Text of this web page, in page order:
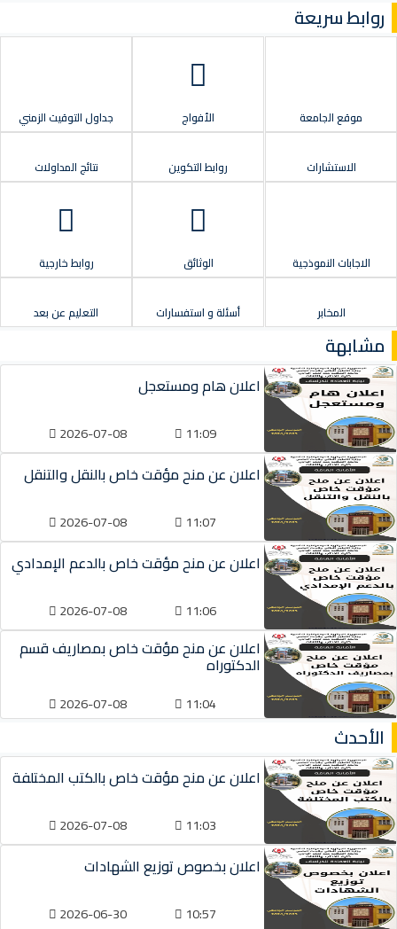
روابط سريعة
موقع الجامعة الأفواج جداول التوقيت الزمني
الاستشارات روابط التكوين نتائج المداولات
الاجابات النموذجية الوثائق روابط خارجية
المخابر أسئلة و استفسارات التعليم عن بعد
مشابهة
اعلان هام ومستعجل
11:09
2026-07-08
اعلان عن منح مؤقت خاص بالنقل والتنقل
11:07
2026-07-08
اعلان عن منح مؤقت خاص بالدعم الإمدادي
11:06
2026-07-08
اعلان عن منح مؤقت خاص بمصاريف قسم
الدكتوراه
11:04
2026-07-08
الأحدث
اعلان عن منح مؤقت خاص بالكتب المختلفة
11:03
2026-07-08
اعلان بخصوص توزيع الشهادات
10:57
2026-06-30